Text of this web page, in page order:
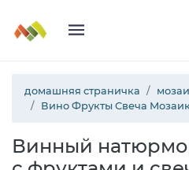
домашняя страничка
Вино Фрукты Свеча
Винный